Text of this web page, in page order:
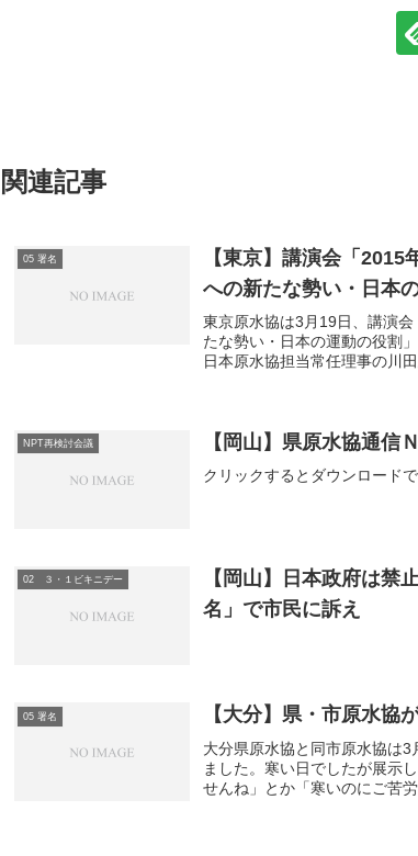
関連記事
05 署名
【東京】講演会「
への新たな勢い・日本
東京原水協は3月19日、講演
たな勢い・日本の運動の役割
日本原水協担当常任理事の川
NPT再検討会議 【岡山】県原水協通信
クリックするとダウンロード
02 ３・１ビキニデー
【岡山】日本政府は禁
名」で市民に訴え
05 署名 【大分】県・市原水協
大分県原水協と同市原水協は
ました。寒い日でしたが展示
せんね」とか「寒いのにご苦